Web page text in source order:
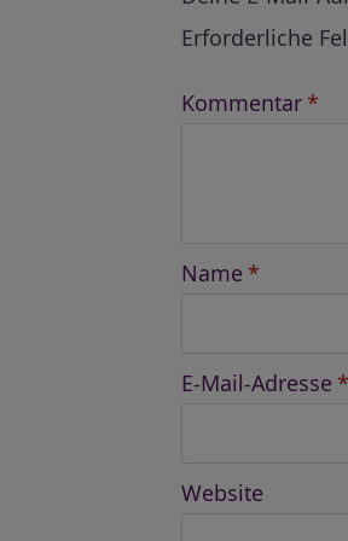
Erforderliche
Kommentar *
Name *
E-Mail-Adresse *
Website